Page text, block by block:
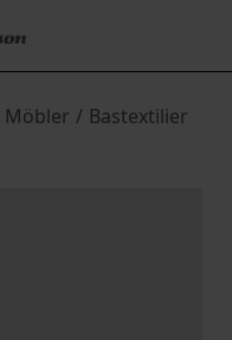
Möbler / Bastextilier